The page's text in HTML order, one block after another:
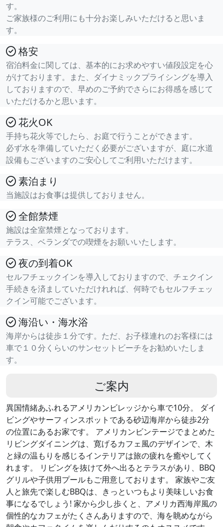
す。
ご家族様のご利用にも十分お楽しみいただけると思いま
す。
格安
宿泊料金に関しては、基本的にお求めやすい値段設定を心
がけております。また、ダイナミックプライシングを導入
しておりますので、早めのご予約でさらにお得感を感じて
いただけるかと思います。
花火OK
手持ち花火等でしたら、お庭で行うことができます。
必ず水を準備していただく必要がございますが、庭に水道
設備もございますのご安心してご利用いただけます。
素泊まり
当施設はお食事は提供しておりません。
全館禁煙
施設は全室禁煙となっております。
テラス、ベランダでの喫煙をお願いいたします。
夜の到着OK
セルフチェックインを導入しておりますので、チェクイン
手続きを済ましていただけれれば、何時でもセルフチェッ
クイン可能でございます。
海沿い・海水浴
海岸からは徒歩１分です。ただ、お子様連れのお客様には
車で１０分くらいのサンセットビーチをお勧めいたしま
す。
ご案内
異国情緒あふれるアメリカンビレッジから車で10分。 ダイ
ビングやサーフィンスポットである砂辺海岸から徒歩2分
の位置にあるお家です。 アメリカンビンテージでまとめた
リビングダイニングは、寛げるカフェ風のデザインで、木
と緑の温もりを感じるインテリアは旅の疲れを癒やしてく
れます。 リビングを抜けて外へ出るとテラスがあり、BBQ
グリルや子供用プールもご用意しております。 家族やご友
人と旅先で楽しむBBQは、きっといつもより美味しいお食
事になるでしょう! 家から少し歩くと、アメリカ西海岸風の
個性的なカフェがたくさんありますので、海を眺めながら